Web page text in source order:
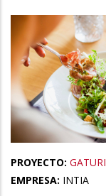
PROYECTO: GATURI
EMPRESA: INTIA